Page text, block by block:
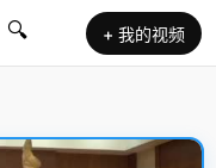
🔍 + 我的视频